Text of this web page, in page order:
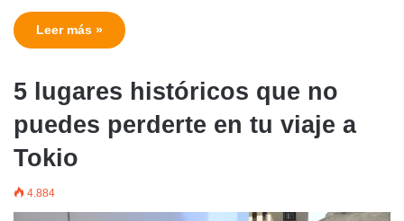
Leer más »
5 lugares históricos que no
puedes perderte en tu viaje a
Tokio
4.884